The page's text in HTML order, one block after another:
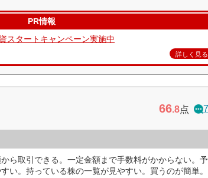
PR情報
スタートキャンペーン実施中
詳しく見
66.8点
ら取引できる。一定金額まで手数料がかからない。
い。持っている株の一覧が見やすい。買うのが簡単。